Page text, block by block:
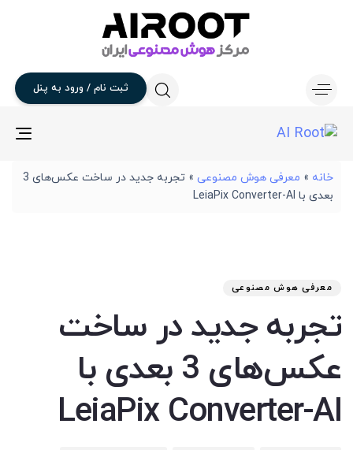
ثبت نام / ورود به پنل
خانه » معرفی هوش مصنوعی »
تجربه جدید در ساخت عکس‌های 3
بعدی با LeiaPix Converter-AI
معرفی هوش مصنوعی
تجربه جدید در ساخت
عکس‌های 3 بعدی با
LeiaPix Converter-AI